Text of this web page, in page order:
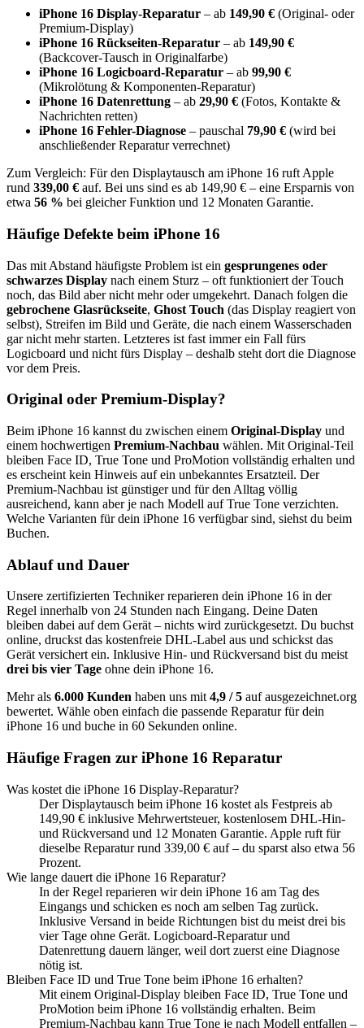
iPhone 16 Display-Reparatur – ab 149,90 € (Original- oder
Premium-Display)
iPhone 16 Rückseiten-Reparatur – ab 149,90 €
(Backcover-Tausch in Originalfarbe)
iPhone 16 Logicboard-Reparatur – ab 99,90 €
(Mikrolötung & Komponenten-Reparatur)
iPhone 16 Datenrettung – ab 29,90 € (Fotos, Kontakte &
Nachrichten retten)
iPhone 16 Fehler-Diagnose – pauschal 79,90 € (wird bei
anschließender Reparatur verrechnet)
Zum Vergleich: Für den Displaytausch am iPhone 16 ruft Apple
rund 339,00 € auf. Bei uns sind es ab 149,90 € – eine Ersparnis von
etwa 56 % bei gleicher Funktion und 12 Monaten Garantie.
Häufige Defekte beim iPhone 16
Das mit Abstand häufigste Problem ist ein gesprungenes oder
schwarzes Display nach einem Sturz – oft funktioniert der Touch
noch, das Bild aber nicht mehr oder umgekehrt. Danach folgen die
gebrochene Glasrückseite, Ghost Touch (das Display reagiert von
selbst), Streifen im Bild und Geräte, die nach einem Wasserschaden
gar nicht mehr starten. Letzteres ist fast immer ein Fall fürs
Logicboard und nicht fürs Display – deshalb steht dort die Diagnose
vor dem Preis.
Original oder Premium-Display?
Beim iPhone 16 kannst du zwischen einem Original-Display und
einem hochwertigen Premium-Nachbau wählen. Mit Original-Teil
bleiben Face ID, True Tone und ProMotion vollständig erhalten und
es erscheint kein Hinweis auf ein unbekanntes Ersatzteil. Der
Premium-Nachbau ist günstiger und für den Alltag völlig
ausreichend, kann aber je nach Modell auf True Tone verzichten.
Welche Varianten für dein iPhone 16 verfügbar sind, siehst du beim
Buchen.
Ablauf und Dauer
Unsere zertifizierten Techniker reparieren dein iPhone 16 in der
Regel innerhalb von 24 Stunden nach Eingang. Deine Daten
bleiben dabei auf dem Gerät – nichts wird zurückgesetzt. Du buchst
online, druckst das kostenfreie DHL-Label aus und schickst das
Gerät versichert ein. Inklusive Hin- und Rückversand bist du meist
drei bis vier Tage ohne dein iPhone 16.
Mehr als 6.000 Kunden haben uns mit 4,9 / 5 auf ausgezeichnet.org
bewertet. Wähle oben einfach die passende Reparatur für dein
iPhone 16 und buche in 60 Sekunden online.
Häufige Fragen zur iPhone 16 Reparatur
Was kostet die iPhone 16 Display-Reparatur?
Der Displaytausch beim iPhone 16 kostet als Festpreis ab
149,90 € inklusive Mehrwertsteuer, kostenlosem DHL-Hin-
und Rückversand und 12 Monaten Garantie. Apple ruft für
dieselbe Reparatur rund 339,00 € auf – du sparst also etwa 56
Prozent.
Wie lange dauert die iPhone 16 Reparatur?
In der Regel reparieren wir dein iPhone 16 am Tag des
Eingangs und schicken es noch am selben Tag zurück.
Inklusive Versand in beide Richtungen bist du meist drei bis
vier Tage ohne Gerät. Logicboard-Reparatur und
Datenrettung dauern länger, weil dort zuerst eine Diagnose
nötig ist.
Bleiben Face ID und True Tone beim iPhone 16 erhalten?
Mit einem Original-Display bleiben Face ID, True Tone und
ProMotion beim iPhone 16 vollständig erhalten. Beim
Premium-Nachbau kann True Tone je nach Modell entfallen –